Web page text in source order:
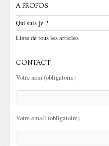
A PROPOS
Qui suis-je ?
Liste de tous les articles
CONTACT
Votre nom (obligatoire)
Votre email (obligatoire)